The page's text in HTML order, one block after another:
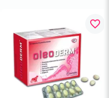
favorite_border